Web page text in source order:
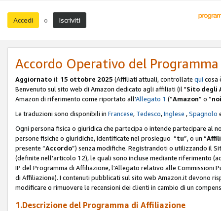
Accedi o Iscriviti
Accordo Operativo del
Aggiornato il: 15 ottobre 2025 (Affiliati attuali, controllate qui cosa
Benvenuto sul sito web di Amazon dedicato agli affiliati (il "Sito degli
Amazon di riferimento come riportato all'Allegato 1 (“Amazon” o “noi
Le traduzioni sono disponibili in Francese, Tedesco,Inglese ,Spagnolo
Ogni persona fisica o giuridica che partecipa o intende partecipare al
persone fisiche o giuridiche, identificate nel prosieguo “tu”, o un “
presente “Accordo”) senza modifiche. Registrandoti o utilizzando il
(definite nell'articolo 12), le quali sono incluse mediante riferimento
IP del Programma di Affiliazione, l'Allegato relativo alle Commissioni
di Affiliazione). I contenuti pubblicati sul sito web Amazon.it devono
modificare o rimuovere le recensioni dei clienti in cambio di un
1.Descrizione del Programma di Affiliazione